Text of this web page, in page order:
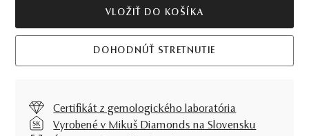
VLOŽIŤ DO KOŠÍKA
DOHODNÚŤ STRETNUTIE
Certifikát z gemologického laboratória
Vyrobené v Mikuš Diamonds na Slovensku